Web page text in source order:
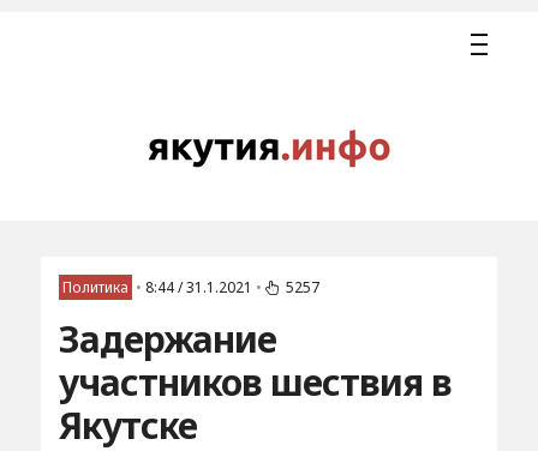
Политика • 8:44 / 31.1.2021 • 5257
Задержание
участников шествия в
Якутске